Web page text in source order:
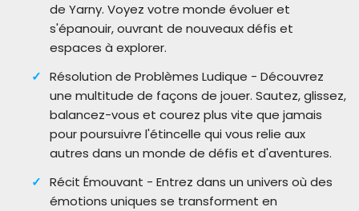
de Yarny. Voyez votre monde évoluer et
s'épanouir, ouvrant de nouveaux défis et
espaces à explorer.
Résolution de Problèmes Ludique - Découvrez
une multitude de façons de jouer. Sautez, glissez,
balancez-vous et courez plus vite que jamais
pour poursuivre l'étincelle qui vous relie aux
autres dans un monde de défis et d'aventures.
Récit Émouvant - Entrez dans un univers où des
émotions uniques se transforment en